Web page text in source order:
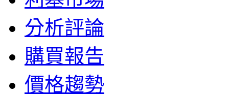
分析評論
購買報告
價格趨勢